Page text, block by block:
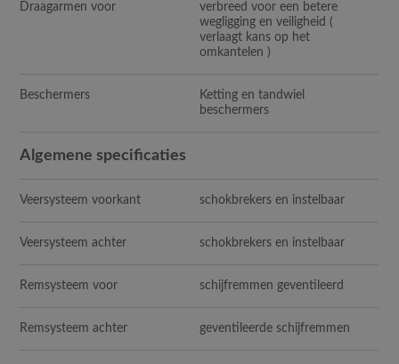
Draagarmen voor
verbreed voor een betere
wegligging en veiligheid (
verlaagt kans op het
omkantelen )
Beschermers
Ketting en tandwiel
beschermers
Algemene specificaties
Veersysteem voorkant schokbrekers en instelbaar
Veersysteem achter schokbrekers en instelbaar
Remsysteem voor schijfremmen geventileerd
Remsysteem achter geventileerde schijfremmen